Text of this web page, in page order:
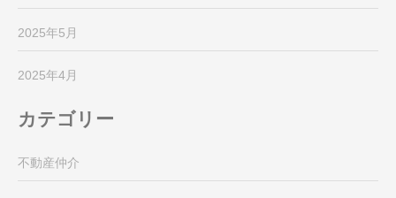
2025年5月
2025年4月
カテゴリー
不動産仲介